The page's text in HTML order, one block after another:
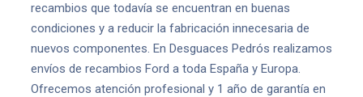
recambios que todavía se encuentran en buenas
condiciones y a reducir la fabricación innecesaria de
nuevos componentes. En Desguaces Pedrós realizamos
envíos de recambios Ford a toda España y Europa.
Ofrecemos atención profesional y 1 año de garantía en